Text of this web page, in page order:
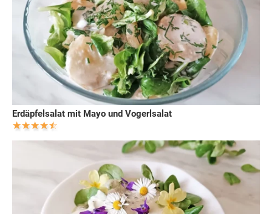
Erdäpfelsalat mit Mayo und Vogerlsalat